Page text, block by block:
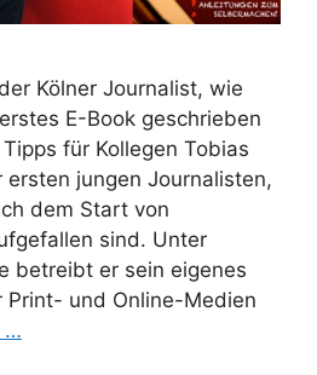
Kölner Journalist, wie
E-Book geschrieben
für Kollegen Tobias
jungen Journalisten,
dem Start von
sind. Unter
betreibt er sein eigenes
Print- und Online-Medien
…